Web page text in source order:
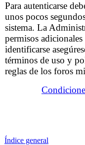
Para autenticarse
unos pocos
sistema. La
permisos
identificarse
términos de uso y
reglas de los foros
Índice general